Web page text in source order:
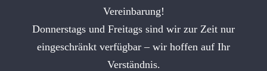
Vereinbarung!
Donnerstags und Freitags sind wir zur Zeit nur
eingeschränkt verfügbar – wir hoffen auf Ihr
Verständnis.